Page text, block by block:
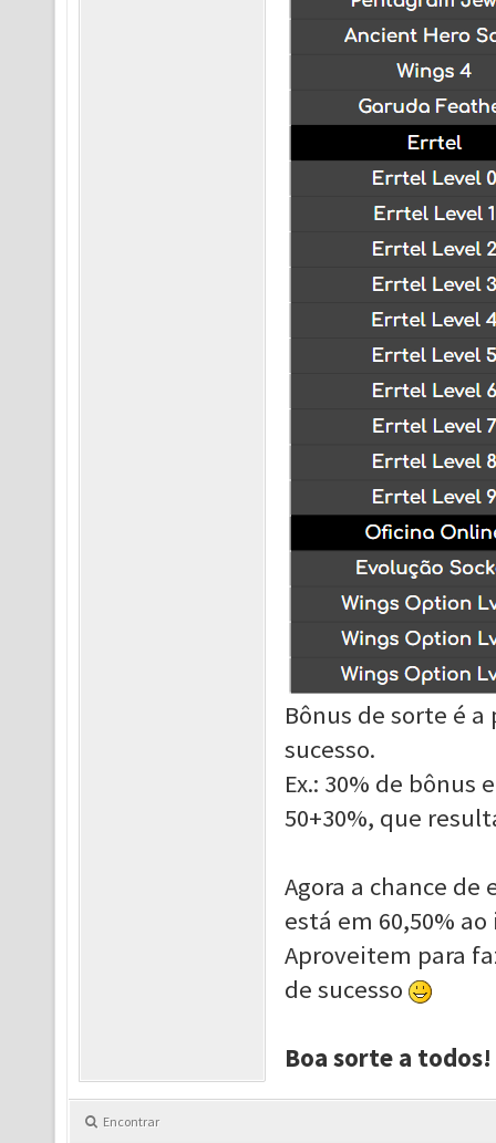
Bônus de sorte é
sucesso.
Ex.: 30% de bônus
50+30%, que
Agora a chance
está em 60,50% ao
Aproveitem para
de sucesso
Boa sorte a todos!
Encontrar